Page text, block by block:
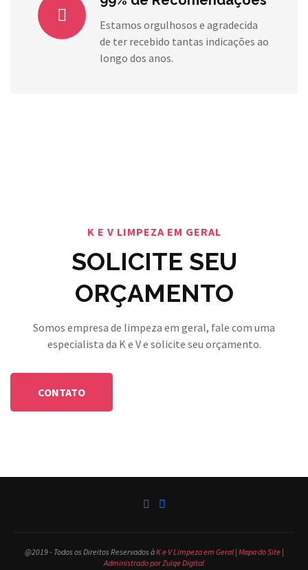
Estamos orgulhosos e agradecida
de ter recebido tantas indicações ao
longo dos anos.
K E V LIMPEZA EM GERAL
SOLICITE SEU
ORÇAMENTO
Somos empresa de limpeza em geral, fale com uma
especialista da K e V e solicite seu orçamento.
CONTATO
@2019 - Todos os Direitos Reservados àK e V Limpeza em Geral| Mapa do Site |
Administrado por Zuiqe Digital